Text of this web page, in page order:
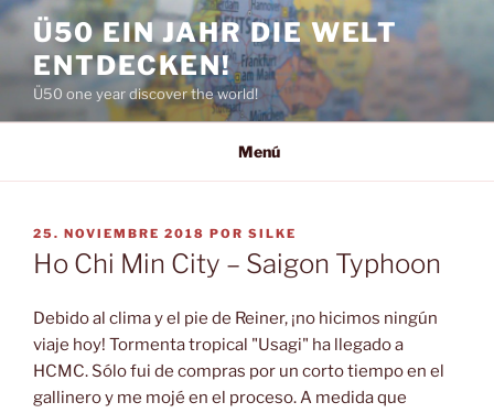
Saltar
contenido
Ü50 EIN JAHR DIE WELT
ENTDECKEN!
Ü50 one year discover the world!
Menú
PUBLICADO
EL
25. NOVIEMBRE 2018 POR SILKE
Ho Chi Min City – Saigon Typhoon
Debido al clima y el pie de Reiner, ¡no hicimos ningún
viaje hoy! Tormenta tropical "Usagi" ha llegado a
HCMC. Sólo fui de compras por un corto tiempo en el
gallinero y me mojé en el proceso. A medida que